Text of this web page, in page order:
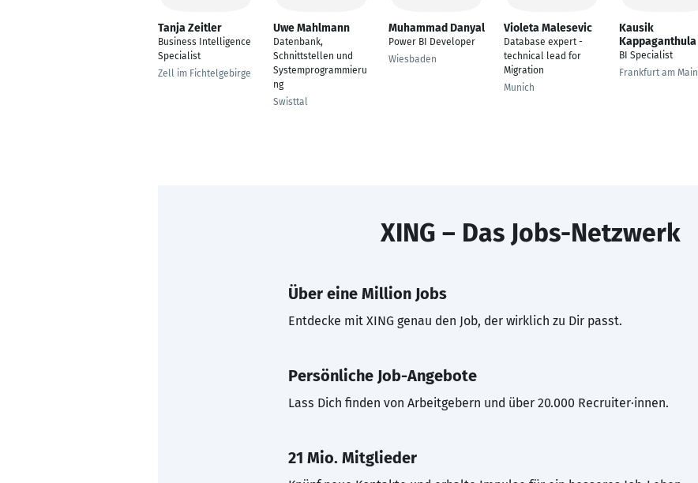
Tanja Zeitler
Business Intelligence
Specialist
Zell im Fichtelgebirge
Uwe Mahlmann
Datenbank,
Schnittstellen und
Systemprogrammieru
ng
Swisttal
Muhammad Danyal
Power BI Developer
Wiesbaden
Violeta Malesevic
Database expert -
technical lead for
Migration
Munich
Kausik
Kappaganthula
BI Specialist
Frankfurt am Main
XING – Das Jobs-Netzwerk
Über eine Million Jobs
Entdecke mit XING genau den Job, der wirklich zu Dir passt.
Persönliche Job-Angebote
Lass Dich finden von Arbeitgebern und über 20.000 Recruiter·innen.
21 Mio. Mitglieder